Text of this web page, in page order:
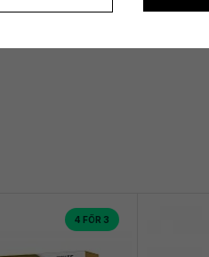
4 FÖR 3